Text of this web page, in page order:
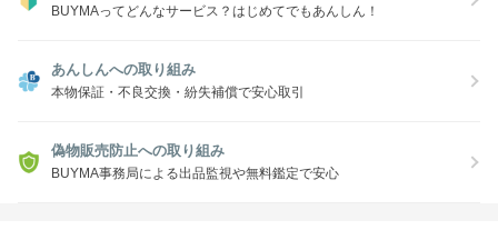
BUYMAってどんなサービス？はじめてでもあんしん！
あんしんへの取り組み
本物保証・不良交換・紛失補償で安心取引
偽物販売防止への取り組み
BUYMA事務局による出品監視や無料鑑定で安心